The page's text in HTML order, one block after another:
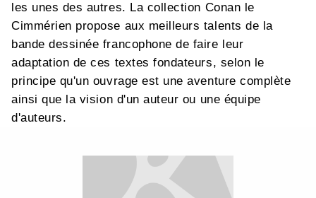
les unes des autres. La collection Conan le
Cimmérien propose aux meilleurs talents de la
bande dessinée francophone de faire leur
adaptation de ces textes fondateurs, selon le
principe qu'un ouvrage est une aventure complète
ainsi que la vision d'un auteur ou une équipe
d'auteurs.